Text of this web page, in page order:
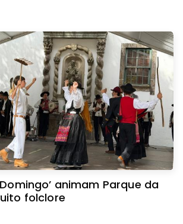
animam Parque da
folclore